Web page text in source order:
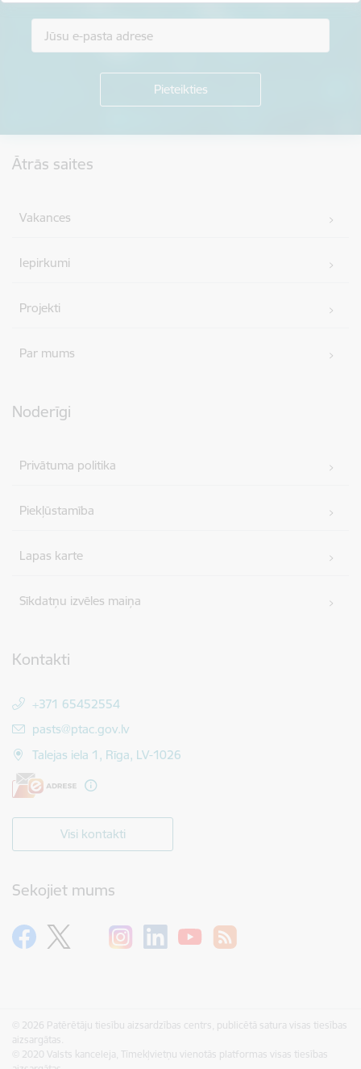
Ātrās saites
Vakances
Iepirkumi
Projekti
Par mums
Noderīgi
Privātuma politika
Piekļūstamība
Lapas karte
Sīkdatņu izvēles maiņa
Kontakti
+371 65452554
E-pasts:
pasts@ptac.gov.lv
Talejas iela 1, Rīga, LV-1026
Visi kontakti
Sekojiet mums
© 2026 Patērētāju tiesību aizsardzības centrs, publicētā satura visas tiesības
aizsargātas.
© 2020 Valsts kanceleja, Tīmekļvietņu vienotās platformas visas tiesības